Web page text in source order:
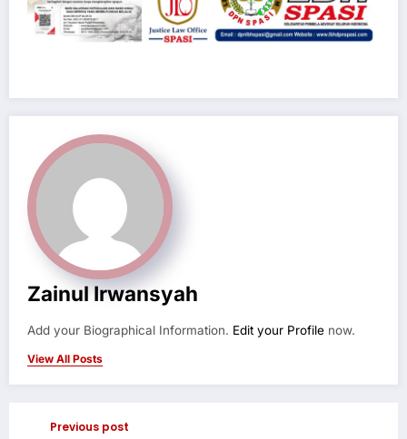
Zainul Irwansyah
Add your Biographical Information. Edit your Profile now.
View All Posts
Previous post